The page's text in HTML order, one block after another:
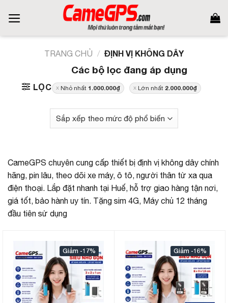
TRANG CHỦ / ĐỊNH VỊ KHÔNG DÂY
LỌC
Các bộ lọc đang áp dụng
Nhỏ nhất 1.000.000₫ Lớn nhất 2.000.000₫
CameGPS chuyên cung cấp thiết bị định vị không dây chính
hãng, pin lâu, theo dõi xe máy, ô tô, người thân từ xa qua
điện thoại. Lắp đặt nhanh tại Huế, hỗ trợ giao hàng tận nơi,
giá tốt, bảo hành uy tín. Tặng sim 4G, Máy chủ 12 tháng
đầu tiên sử dụng
-17% -16%